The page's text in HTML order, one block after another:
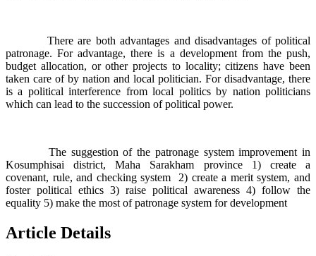
There are both advantages and disadvantages of political
patronage. For advantage, there is a development from the push,
budget allocation, or other projects to locality; citizens have been
taken care of by nation and local politician. For disadvantage, there
is a political interference from local politics by nation politicians
which can lead to the succession of political power.
The suggestion of the patronage system improvement in
Kosumphisai district, Maha Sarakham province 1) create a
covenant, rule, and checking system 2) create a merit system, and
foster political ethics 3) raise political awareness 4) follow the
equality 5) make the most of patronage system for development
Article Details